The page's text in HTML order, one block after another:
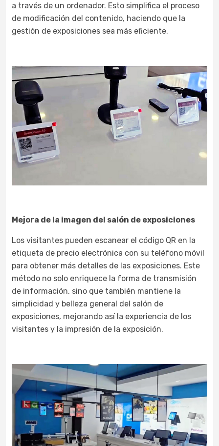
a través de un ordenador. Esto simplifica el proceso
de modificación del contenido, haciendo que la
gestión de exposiciones sea más eficiente.
Mejora de la imagen del salón de exposiciones
Los visitantes pueden escanear el código QR en la
etiqueta de precio electrónica con su teléfono móvil
para obtener más detalles de las exposiciones. Este
método no solo enriquece la forma de transmisión
de información, sino que también mantiene la
simplicidad y belleza general del salón de
exposiciones, mejorando así la experiencia de los
visitantes y la impresión de la exposición.